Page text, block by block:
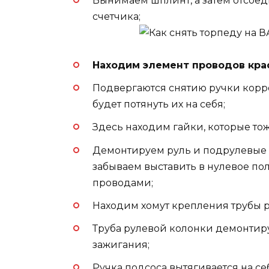
счетчика;
Находим элемент проводов
Подвергаются снятию ручки
будет потянуть их на себя;
Здесь находим гайки, которые
Демонтируем руль и
забываем выставить в нулевое
проводами;
Находим хомут крепления трубы
Труба рулевой колонки
зажигания;